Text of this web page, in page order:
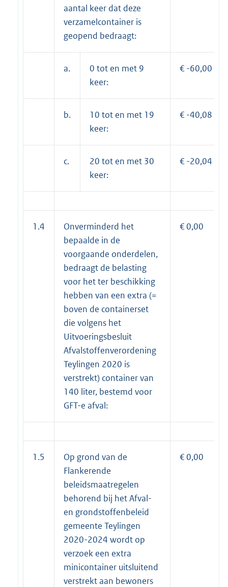
aantal keer dat deze
verzamelcontainer is
geopend bedraagt:
a.
0 tot en met 9
keer:
€ -60,00
b.
10 tot en met 19
keer:
€ -40,08
c.
20 tot en met 30
keer:
€ -20,04
1.4
Onverminderd het
bepaalde in de
voorgaande onderdelen,
bedraagt de belasting
voor het ter beschikking
hebben van een extra (=
boven de containerset
die volgens het
Uitvoeringsbesluit
Afvalstoffenverordening
Teylingen 2020 is
verstrekt) container van
140 liter, bestemd voor
GFT-e afval:
€ 0,00
1.5
Op grond van de
Flankerende
beleidsmaatregelen
behorend bij het Afval-
en grondstoffenbeleid
gemeente Teylingen
2020-2024 wordt op
verzoek een extra
minicontainer uitsluitend
verstrekt aan bewoners
€ 0,00